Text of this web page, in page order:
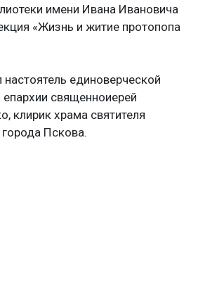
имени Ивана Ивановича
«Жизнь и житие протопопа
единоверческой
священноиерей
клирик храма святителя
Пскова.